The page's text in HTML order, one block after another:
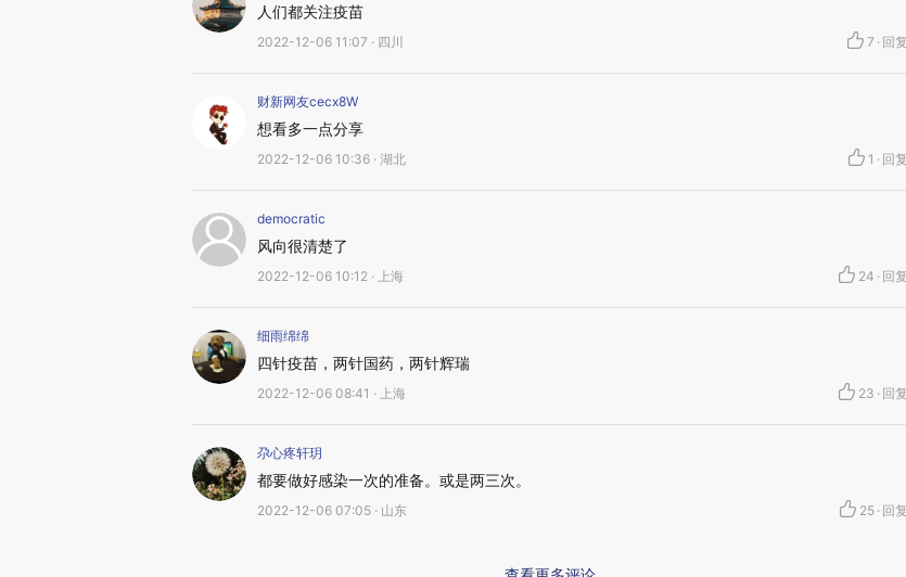
人们都关注疫苗
2022-12-06 11:07 · 四川 7 · 回复
财新网友cecx8W
想看多一点分享
2022-12-06 10:36 · 湖北 1 · 回复
democratic
风向很清楚了
2022-12-06 10:12 · 上海 24 · 回复
细雨绵绵
四针疫苗，两针国药，两针辉瑞
2022-12-06 08:41 · 上海 23 · 回复
尕心疼轩玥
都要做好感染一次的准备。或是两三次。
2022-12-06 07:05 · 山东 25 · 回复